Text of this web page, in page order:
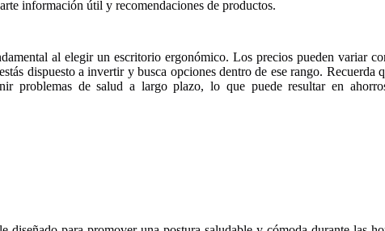
información útil y recomendaciones de productos.
al elegir un escritorio ergonómico. Los precios pueden variar
dispuesto a invertir y busca opciones dentro de ese rango. Recuerda
problemas de salud a largo plazo, lo que puede resultar en